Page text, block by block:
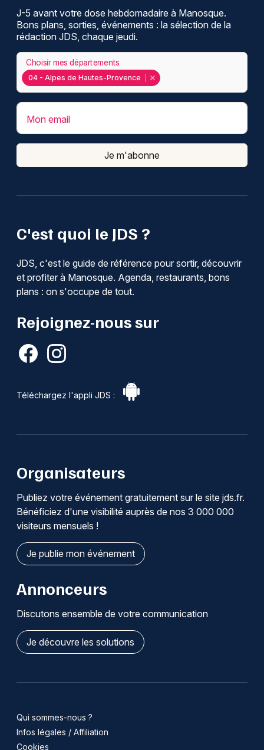
C'est quoi le JDS ?
JDS, c'est le guide de référence pour sortir, découvrir
et profiter à Manosque. Agenda, restaurants, bons
plans : on s'occupe de tout.
Rejoignez-nous sur
Téléchargez l'appli JDS :
J-5 avant votre dose hebdomadaire à Manosque.
Bons plans, sorties, événements : la sélection de la
rédaction JDS, chaque jeudi.
04 - Alpes de Hautes-Provence
Choisir mes départements
Mon email
Je m'abonne
Organisateurs
Publiez votre événement gratuitement sur le site jds.fr.
Bénéficiez d'une visibilité auprès de nos 3 000 000
visiteurs mensuels !
Je publie mon événement
Annonceurs
Discutons ensemble de votre communication
Je découvre les solutions
Qui sommes-nous ?
Infos légales / Affiliation
Cookies